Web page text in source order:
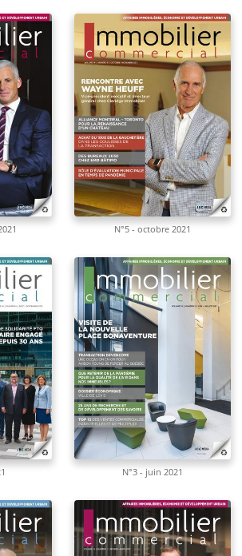
N°5 - octobre 2021
N°3 - juin 2021